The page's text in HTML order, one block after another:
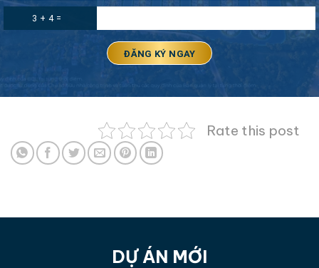
3 + 4 =
Rate this post
DỰ ÁN MỚI